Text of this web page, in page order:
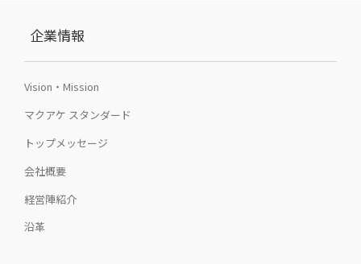
企業情報
Vision・Mission
マクアケ スタンダード
トップメッセージ
会社概要
経営陣紹介
沿革